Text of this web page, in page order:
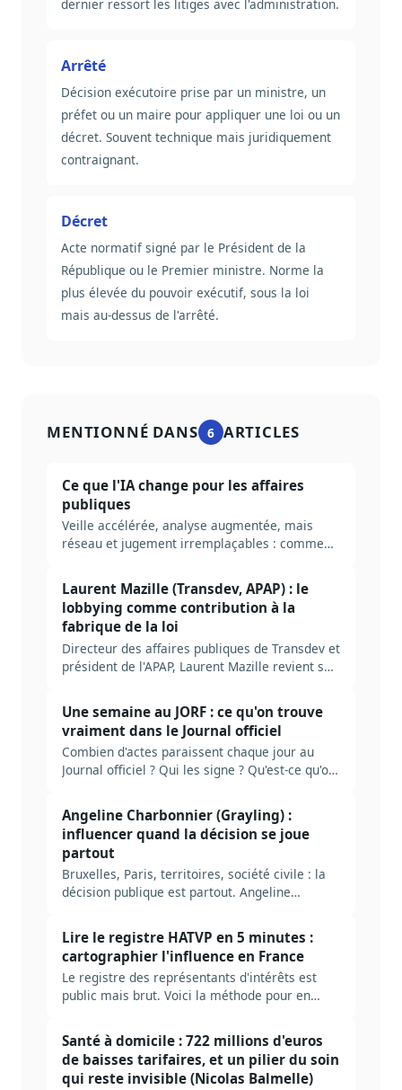
dernier ressort les litiges avec l'administration.
Arrêté
Décision exécutoire prise par un ministre, un
préfet ou un maire pour appliquer une loi ou un
décret. Souvent technique mais juridiquement
contraignant.
Décret
Acte normatif signé par le Président de la
République ou le Premier ministre. Norme la
plus élevée du pouvoir exécutif, sous la loi
mais au-dessus de l'arrêté.
MENTIONNÉ DANS 6 ARTICLES
Ce que l'IA change pour les affaires
publiques
Veille accélérée, analyse augmentée, mais
réseau et jugement irremplaçables : comment
des affaires publiques.
Laurent Mazille (Transdev, APAP) : le
lobbying comme contribution à la
fabrique de la loi
Directeur des affaires publiques de Transdev et
président de l'APAP, Laurent Mazille revient sur
l'IA change au métier.
Une semaine au JORF : ce qu'on trouve
vraiment dans le Journal officiel
Combien d'actes paraissent chaque jour au
Journal officiel ? Qui les signe ? Qu'est-ce qu'on
faut industrialiser pour ne pas se noyer.
Angeline Charbonnier (Grayling) :
influencer quand la décision se joue
partout
Bruxelles, Paris, territoires, société civile : la
décision publique est partout. Angeline
l'influence durable repose sur la méthode et la
robustesse des arguments, pas sur le réseau.
Lire le registre HATVP en 5 minutes :
cartographier l'influence en France
Le registre des représentants d'intérêts est
public mais brut. Voici la méthode pour en
un dossier.
Santé à domicile : 722 millions d'euros
de baisses tarifaires, et un pilier du soin
qui reste invisible (Nicolas Balmelle)